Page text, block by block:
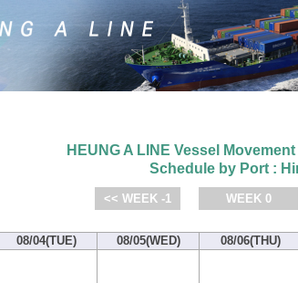
HEUNG A LINE Vessel
Schedule by Port :
<< WEEK -1 WEEK 0
08/04(TUE) 08/05(WED) 08/06(THU)